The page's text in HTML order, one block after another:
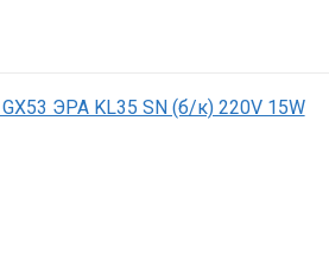
ЭРА KL35 SN (б/к) 220V 15W